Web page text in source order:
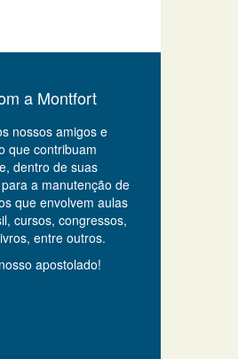
a Montfort
nossos amigos e
que contribuam
dentro de suas
a manutenção de
que envolvem aulas
cursos, congressos,
entre outros.
apostolado!